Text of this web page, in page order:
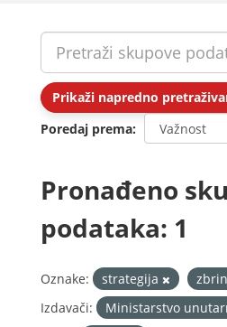
Prikaži napredno
Poredaj prema
Pronađeno
podataka: 1
Oznake: strategija
Izdavači:
Ministarstvo